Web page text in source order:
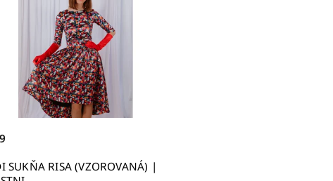
Abecedne
SUKŇA RISA (VZOROVANÁ) |